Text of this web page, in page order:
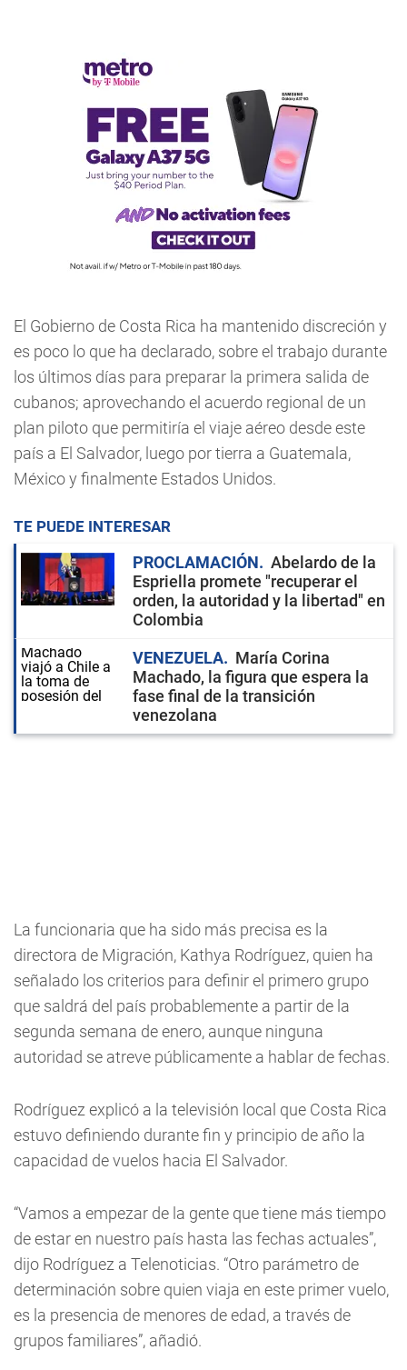
El Gobierno de Costa Rica ha mantenido discreción y
es poco lo que ha declarado, sobre el trabajo durante
los últimos días para preparar la primera salida de
cubanos; aprovechando el acuerdo regional de un
plan piloto que permitiría el viaje aéreo desde este
país a El Salvador, luego por tierra a Guatemala,
México y finalmente Estados Unidos.
TE PUEDE INTERESAR
PROCLAMACIÓN
Abelardo de la
Espriella promete "recuperar el
orden, la autoridad y la libertad" en
Colombia
VENEZUELA
María Corina
Machado, la figura que espera la
fase final de la transición
venezolana
La funcionaria que ha sido más precisa es la
directora de Migración, Kathya Rodríguez, quien ha
señalado los criterios para definir el primero grupo
que saldrá del país probablemente a partir de la
segunda semana de enero, aunque ninguna
autoridad se atreve públicamente a hablar de fechas.
Rodríguez explicó a la televisión local que Costa Rica
estuvo definiendo durante fin y principio de año la
capacidad de vuelos hacia El Salvador.
“Vamos a empezar de la gente que tiene más tiempo
de estar en nuestro país hasta las fechas actuales”,
dijo Rodríguez a Telenoticias. “Otro parámetro de
determinación sobre quien viaja en este primer vuelo,
es la presencia de menores de edad, a través de
grupos familiares”, añadió.